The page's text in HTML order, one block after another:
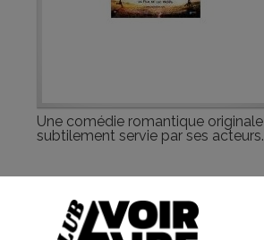
Une comédie romantique originale
subtilement servie par ses acteurs.